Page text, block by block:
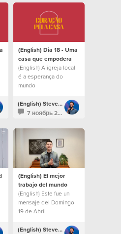
(English) Dia 18 - Uma
casa que empodera
(English) A igreja local
é a esperança do
mundo
(English) Steven Richards
7 ноябрь 2020
(English) El mejor
trabajo del mundo
(English) Este fue un
mensaje del Domingo
19 de Abril
(English) Steven Richards